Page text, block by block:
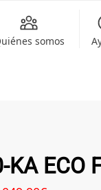
somos
KA ECO